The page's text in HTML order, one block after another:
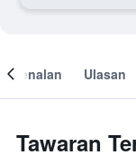
Ulasan
Tawaran